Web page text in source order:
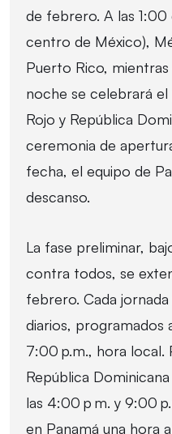
de febrero. A las
centro de México),
Puerto Rico,
noche se celebrará
Rojo y República
ceremonia de
fecha, el equipo de
descanso.
La fase preliminar,
contra todos, se
febrero. Cada
diarios, programados
7:00 p.m., hora local.
República
las 4:00 p m. y 9:00
en Panamá una hora